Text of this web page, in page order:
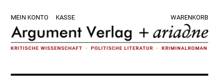
Hauptnavigation
springen
main
content
Hauptsidebar
springen
Fußzeile
springen
MEIN KONTO KASSE WARENKORB